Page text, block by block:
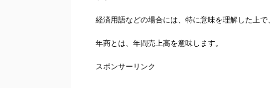
経済用語などの場合には、特に意味を理解した上で
年商とは、年間売上高を意味します。
スポンサーリンク